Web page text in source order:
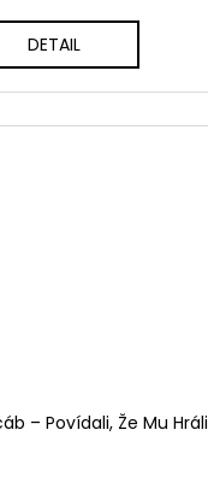
DETAIL
‎– Povídali, Že Mu Hráli